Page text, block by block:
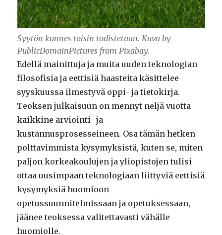
Syytön kunnes toisin todistetaan. Kuva by
PublicDomainPictures from Pixabay.
Edellä mainittuja ja muita uuden teknologian
filosofisia ja eettisiä haasteita käsittelee
syyskuussa ilmestyvä oppi- ja tietokirja.
Teoksen julkaisuun on mennyt neljä vuotta
kaikkine arviointi- ja
kustannusprosesseineen. Osa tämän hetken
polttavimmista kysymyksistä, kuten se, miten
paljon korkeakoulujen ja yliopistojen tulisi
ottaa uusimpaan teknologiaan liittyviä eettisiä
kysymyksiä huomioon
opetussuunnitelmissaan ja opetuksessaan,
jäänee teoksessa valitettavasti vähälle
huomiolle.